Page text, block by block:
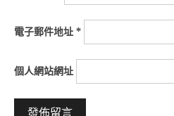
電子郵件地址 *
個人網站網址